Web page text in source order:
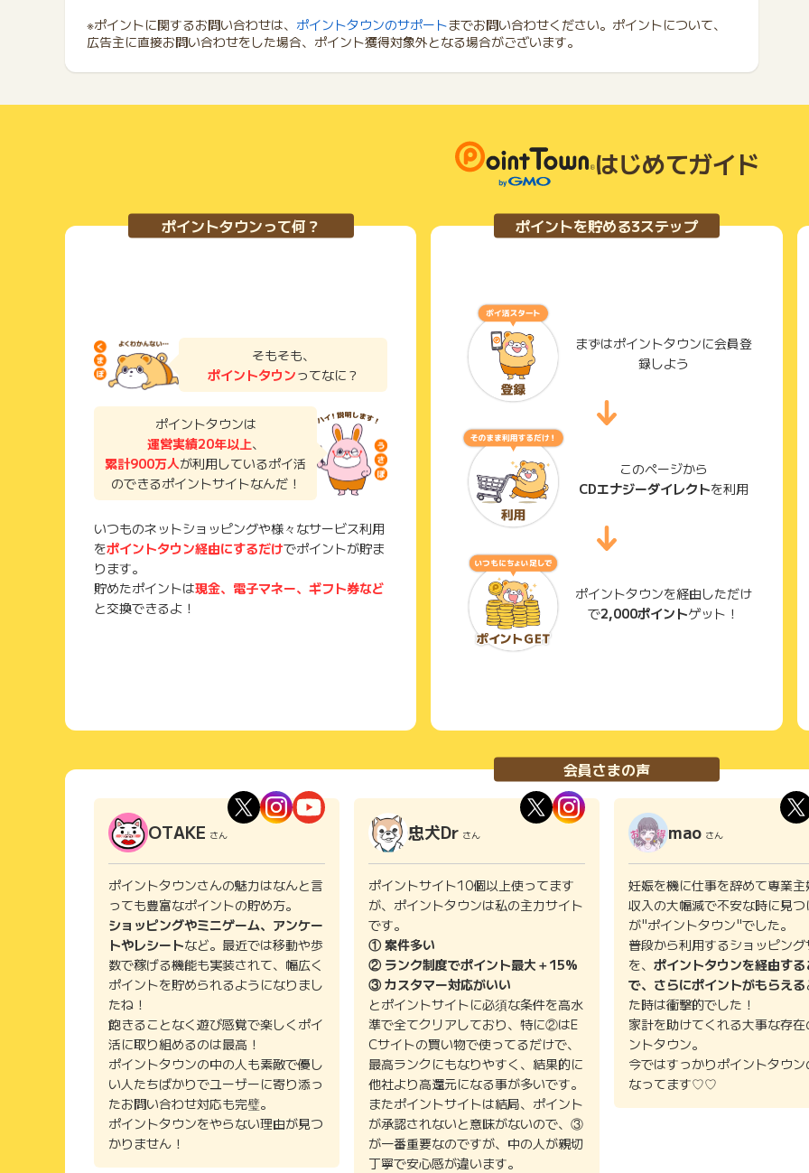
※ポイントに関するお問い合わせは、 ポイントタウンのサポートまでお問い合わせください。ポイントについて、
広告主に直接お問い合わせをした場合、ポイント獲得対象外となる場合がございます。
はじめてガイド
ポイントタウンって何？
そもそも、
ポイントタウンってなに？
ポイントタウンは
運営実績20年以上、
累計900万人が利用しているポイ活
のできるポイントサイトなんだ！
いつものネットショッピングや様々なサービス利用
をポイントタウン経由にするだけでポイントが貯ま
ります。
貯めたポイントは現金、電子マネー、ギフト券など
と交換できるよ！
ポイントを貯める3ステップ
まずはポイントタウンに会員登
録しよう
このページから
CDエナジーダイレクトを利用
ポイントタウンを経由しただけ
で2,000ポイントゲット！
会員さまの声
OTAKE さん
ポイントタウンさんの魅力はなんと言
っても豊富なポイントの貯め方。
ショッピングやミニゲーム、アンケー
トやレシートなど。最近では移動や歩
数で稼げる機能も実装されて、幅広く
ポイントを貯められるようになりまし
たね！
飽きることなく遊び感覚で楽しくポイ
活に取り組めるのは最高！
ポイントタウンの中の人も素敵で優し
い人たちばかりでユーザーに寄り添っ
たお問い合わせ対応も完璧。
ポイントタウンをやらない理由が見つ
かりません！
忠犬Dr さん
ポイントサイト10個以上使ってます
が、ポイントタウンは私の主力サイト
です。
① 案件多い
② ランク制度でポイント最大＋15%
③ カスタマー対応がいい
とポイントサイトに必須な条件を高水
準で全てクリアしており、特に②はE
Cサイトの買い物で使ってるだけで、
最高ランクにもなりやすく、結果的に
他社より高還元になる事が多いです。
またポイントサイトは結局、ポイント
が承認されないと意味がないので、③
が一番重要なのですが、中の人が親切
丁寧で安心感が違います。
mao さん
妊娠を機に仕事を辞めて専業主
収入の大幅減で不安な時に見つ
が"ポイントタウン"でした。
普段から利用するショッピング
を、 ポイントタウンを経由する
で、さらにポイントがもらえる
た時は衝撃的でした！
家計を助けてくれる大事な存在
ントタウン。
今ではすっかりポイントタウン
なってます♡♡